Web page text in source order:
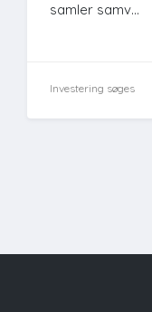
samler samv...
Investering søges